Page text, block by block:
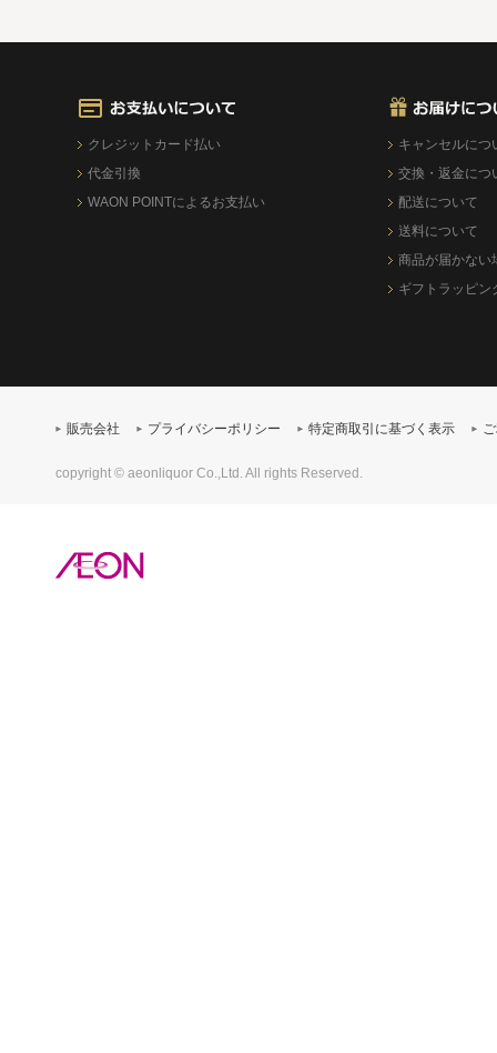
クレジットカード払い
代金引換
WAON POINTによるお支払い
キャンセルにつ
交換・返金につ
配送について
送料について
商品が届かない
ギフトラッピン
販売会社 プライバシーポリシー 特定商取引に基づく表示
copyright © aeonliquor Co.,Ltd. All rights Reserved.